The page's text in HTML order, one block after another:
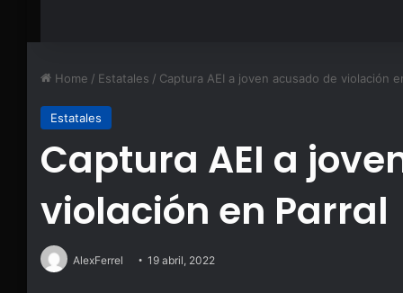
Home / Estatales / Captura AEI a joven acusado de violación
Estatales
Captura AEI a
violación en Parral
AlexFerrel 19 abril, 2022